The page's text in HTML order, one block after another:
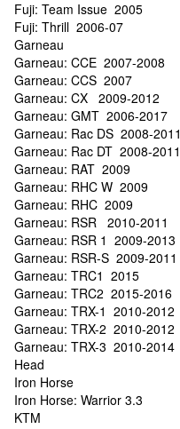
Fuji: Team Issue 2005
Fuji: Thrill 2006-07
Garneau
Garneau: CCE 2007-2008
Garneau: CCS 2007
Garneau: CX 2009-2012
Garneau: GMT 2006-2017
Garneau: Rac DS 2008-2011
Garneau: Rac DT 2008-2011
Garneau: RAT 2009
Garneau: RHC W 2009
Garneau: RHC 2009
Garneau: RSR 2010-2011
Garneau: RSR 1 2009-2013
Garneau: RSR-S 2009-2011
Garneau: TRC1 2015
Garneau: TRC2 2015-2016
Garneau: TRX-1 2010-2012
Garneau: TRX-2 2010-2012
Garneau: TRX-3 2010-2014
Head
Iron Horse
Iron Horse: Warrior 3.3
KTM